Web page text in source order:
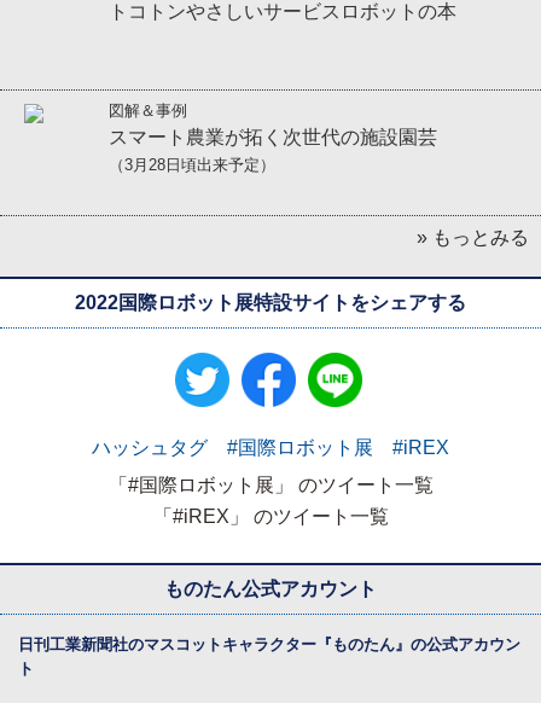
トコトンやさしいサービスロボットの本
図解＆事例
スマート農業が拓く次世代の施設園芸
（3月28日頃出来予定）
» もっとみる
2022国際ロボット展特設サイトをシェアする
ハッシュタグ #国際ロボット展 #iREX
「#国際ロボット展」 のツイート一覧
「#iREX」 のツイート一覧
ものたん公式アカウント
日刊工業新聞社のマスコットキャラクター『 ものたん』の公式アカウン
ト